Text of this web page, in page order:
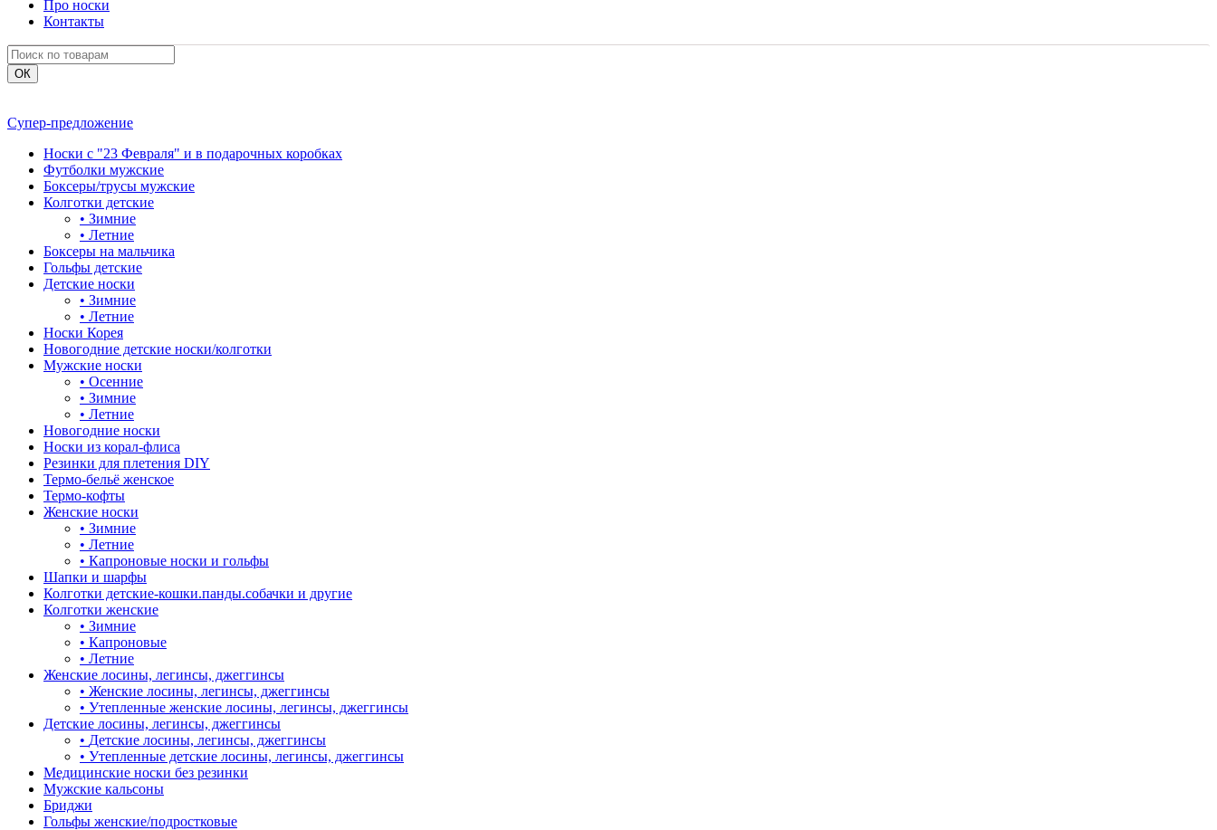
Про носки
Контакты
Супер-предложение
Носки с "23 Февраля" и в подарочных коробках
Футболки мужские
Боксеры/трусы мужские
Колготки детские
• Зимние
• Летние
Боксеры на мальчика
Гольфы детские
Детские носки
• Зимние
• Летние
Носки Корея
Новогодние детские носки/колготки
Мужские носки
• Осенние
• Зимние
• Летние
Новогодние носки
Носки из корал-флиса
Резинки для плетения DIY
Термо-бельё женское
Термо-кофты
Женские носки
• Зимние
• Летние
• Капроновые носки и гольфы
Шапки и шарфы
Колготки детские-кошки.панды.собачки и другие
Колготки женские
• Зимние
• Капроновые
• Летние
Женские лосины, легинсы, джеггинсы
• Женские лосины, легинсы, джеггинсы
• Утепленные женские лосины, легинсы, джеггинсы
Детские лосины, легинсы, джеггинсы
• Детские лосины, легинсы, джеггинсы
• Утепленные детские лосины, легинсы, джеггинсы
Медицинские носки без резинки
Мужские кальсоны
Бриджи
Гольфы женские/подростковые